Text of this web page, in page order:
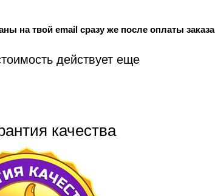
на твой email сразу же после оплаты заказа
действует еще
качества